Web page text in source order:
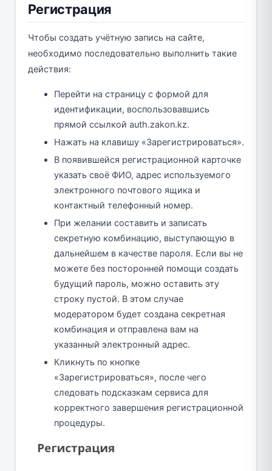
Регистрация
Чтобы создать учётную запись на сайте,
необходимо последовательно выполнить такие
действия:
Перейти на страницу с формой для
идентификации, воспользовавшись
прямой ссылкой auth.zakon.kz.
Нажать на клавишу «Зарегистрироваться».
В появившейся регистрационной карточке
указать своё ФИО, адрес используемого
электронного почтового ящика и
контактный телефонный номер.
При желании составить и записать
секретную комбинацию, выступающую в
дальнейшем в качестве пароля. Если вы не
можете без посторонней помощи создать
будущий пароль, можно оставить эту
строку пустой. В этом случае
модератором будет создана секретная
комбинация и отправлена вам на
указанный электронный адрес.
Кликнуть по кнопке
«Зарегистрироваться», после чего
следовать подсказкам сервиса для
корректного завершения регистрационной
процедуры.